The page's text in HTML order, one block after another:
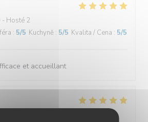
- Hosté 2
: 5/5 Kuchyně : 5/5 Kvalita / Cena : 5/5
et accueillant